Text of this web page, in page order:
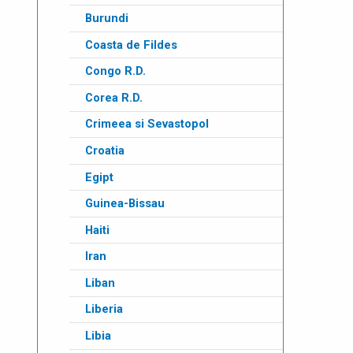
Burundi
Coasta de Fildes
Congo R.D.
Corea R.D.
Crimeea si Sevastopol
Croatia
Egipt
Guinea-Bissau
Haiti
Iran
Liban
Liberia
Libia